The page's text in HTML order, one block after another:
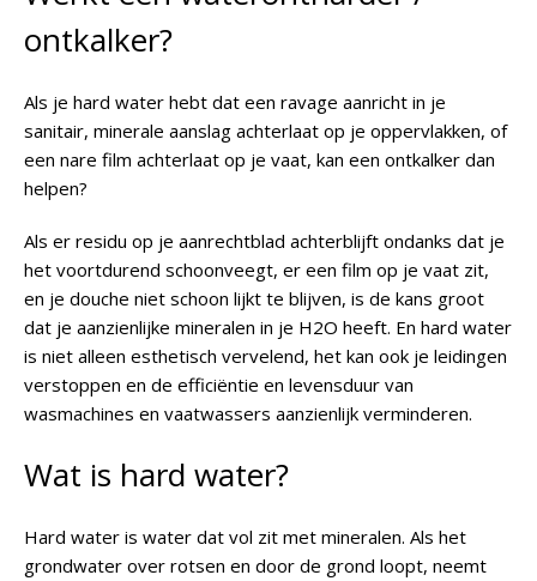
ontkalker?
Als je hard water hebt dat een ravage aanricht in je
sanitair, minerale aanslag achterlaat op je oppervlakken, of
een nare film achterlaat op je vaat, kan een ontkalker dan
helpen?
Als er residu op je aanrechtblad achterblijft ondanks dat je
het voortdurend schoonveegt, er een film op je vaat zit,
en je douche niet schoon lijkt te blijven, is de kans groot
dat je aanzienlijke mineralen in je H2O heeft. En hard water
is niet alleen esthetisch vervelend, het kan ook je leidingen
verstoppen en de efficiëntie en levensduur van
wasmachines en vaatwassers aanzienlijk verminderen.
Wat is hard water?
Hard water is water dat vol zit met mineralen. Als het
grondwater over rotsen en door de grond loopt, neemt